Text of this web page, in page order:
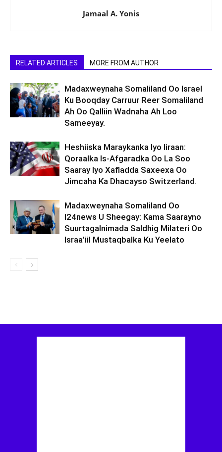
Jamaal A. Yonis
RELATED ARTICLES MORE FROM AUTHOR
Madaxweynaha Somaliland Oo Israel
Ku Booqday Carruur Reer Somaliland
Ah Oo Qalliin Wadnaha Ah Loo
Sameeyay.
Heshiiska Maraykanka Iyo Iiraan:
Qoraalka Is-Afgaradka Oo La Soo
Saaray Iyo Xafladda Saxeexa Oo
Jimcaha Ka Dhacayso Switzerland.
Madaxweynaha Somaliland Oo
I24news U Sheegay: Kama Saarayno
Suurtagalnimada Saldhig Milateri Oo
Israa’iil Mustaqbalka Ku Yeelato